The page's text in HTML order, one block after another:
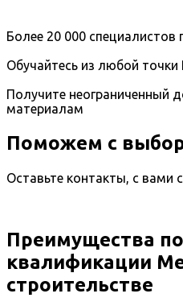
Более 20 000
Обучайтесь из любой точки
Получите неограниченный
материалам
Поможем с
Оставьте контакты, с вами
Преимущества
квалификации
строительстве